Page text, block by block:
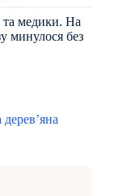
та медики. На
минулося без